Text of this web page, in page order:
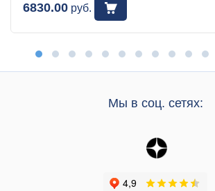
6830.00 руб.
Мы в соц. сетях: